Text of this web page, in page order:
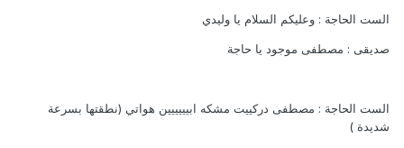
الست الحاجة : وعليكم السلام يا وليدي
صديقى : مصطفى موجود يا حاجة
الست الحاجة : مصطفى دركييت مشكه ابيييييين هواتي (نطقتها بسرعة
شديدة )